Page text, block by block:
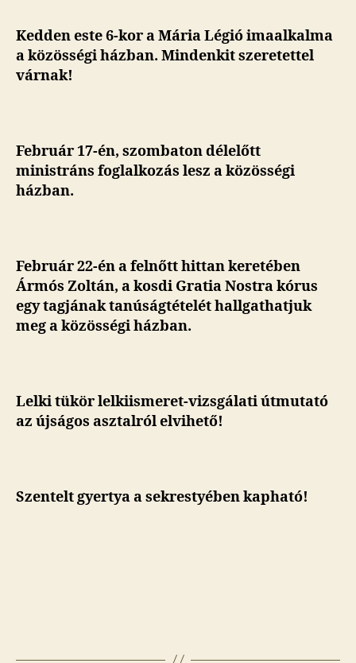
Kedden este 6-kor a Mária Légió imaalkalma
a közösségi házban. Mindenkit szeretettel
várnak!
Február 17-én, szombaton délelőtt
ministráns foglalkozás lesz a közösségi
házban.
Február 22-én a felnőtt hittan keretében
Ármós Zoltán, a kosdi Gratia Nostra kórus
egy tagjának tanúságtételét hallgathatjuk
meg a közösségi házban.
Lelki tükör lelkiismeret-vizsgálati útmutató
az újságos asztalról elvihető!
Szentelt gyertya a sekrestyében kapható!